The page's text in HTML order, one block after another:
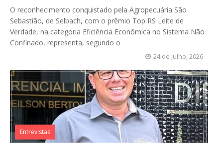
O reconhecimento conquistado pela Agropecuária São
Sebastião, de Selbach, com o prêmio Top RS Leite de
Verdade, na categoria Eficiência Econômica no Sistema Não
Confinado, representa, segundo o
24 de Julho, 2026
Entrevistas